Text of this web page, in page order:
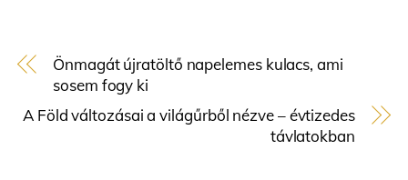
Önmagát újratöltő napelemes kulacs, ami
sosem fogy ki
A Föld változásai a világűrből nézve – évtizedes
távlatokban